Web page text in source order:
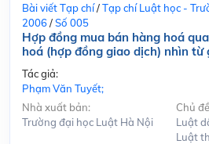
Bài viết Tạp chí/Tạp chí Luật học -
2006/Số 005
Hợp đồng mua bán hàng hoá
hoá (hợp đồng giao dịch) nhìn từ
Tác giả:
Phạm Văn Tuyết;
Nhà xuất bản:
Trường đại học Luật Hà Nội
Chủ
Luật
Luật